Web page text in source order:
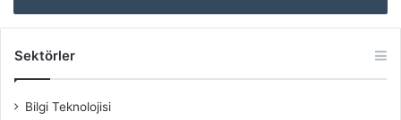
Sektörler
Bilgi Teknolojisi